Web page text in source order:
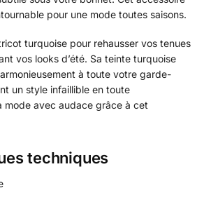
pour une mode toutes saisons.
turquoise pour rehausser vos tenues
vos looks d’été. Sa teinte turquoise
à toute votre garde-
un style infaillible en toute
mode avec audace grâce à cet
techniques